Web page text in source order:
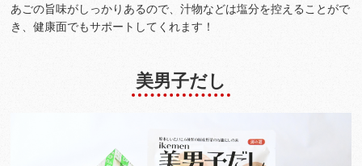
あごの旨味がしっかりあるので、汁物などは塩分を控えることがで
き、健康面でもサポートしてくれます！
美男子だし